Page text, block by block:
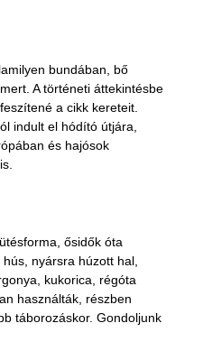
bundában, bő
A történeti áttekintésbe
a cikk kereteit.
indult el hódító útjára,
és hajósok
ősidők óta
nyársra húzott hal,
kukorica, régóta
használták, részben
táborozáskor. Gondoljunk